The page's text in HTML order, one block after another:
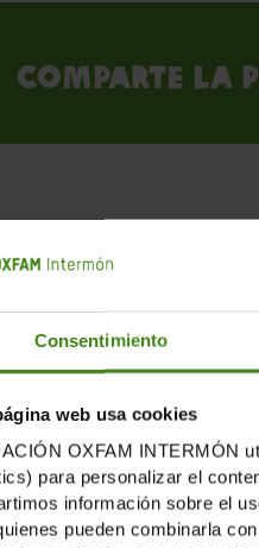
Consentimiento
web usa cookies
OXFAM INTERMÓN
para personalizar el
información sobre el
pueden combinarla
Comparte la